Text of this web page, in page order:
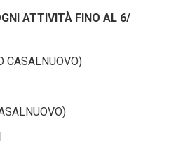
ATTIVITÀ FINO AL 6/
CASALNUOVO)